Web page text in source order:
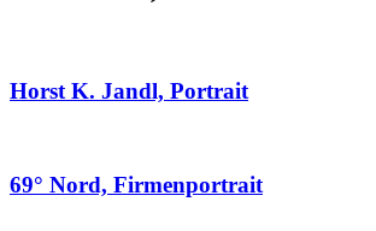
Horst K. Jandl, Portrait
69° Nord, Firmenportrait